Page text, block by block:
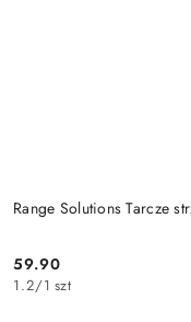
Range Solutions Tarcze
Cena:
59.90
1.2/1 szt